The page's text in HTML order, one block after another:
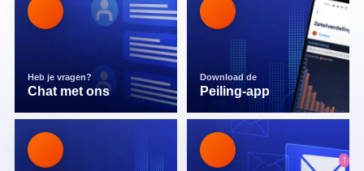
Heb je vragen?
Chat met ons
Download de
Peiling-app